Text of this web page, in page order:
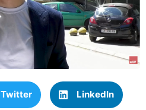
Twitter LinkedIn